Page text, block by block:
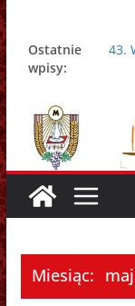
Przejdź
do
treści
Ostatnie
wpisy:
43.
Miesiąc: